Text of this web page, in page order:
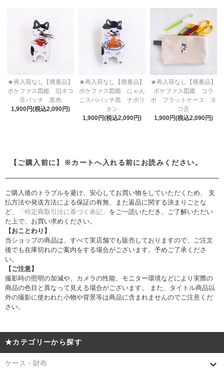
★再入荷なし【廃番品】
ポケファス図鑑 旧ネコ
舌バッチ 黒色
1,900円(税込2,090円)
★再入荷なし【廃番品】
ポケファス図鑑 にゃん
こスパバッチ黒 ナポリ
タン
1,900円(税込2,090円)
★再入荷なし【廃番品】
ポケファス図鑑 コラ
ボ フラットケース ネ
コ舌
1,900円(税込2,090円)
【ご購入前に】※カートへ入れる前にお読みください。
ご購入後のトラブルを避け、安心してお買い物をしていただくため、 支
払方法や発送方法による保証の有無、また返品に関する決まりごとな
ど、
「特定商取引法に基づく表記」 をご一読いただき、ご了解いただい
た上で、お買い求めください。
【おことわり】
当ショップの商品は、すべて実店舗でも販売しておりますので、ご注文
後でも在庫切れのご案内をする場合がございます。予めご了承くださ
い。
【ご注意】
撮影時の照明の加減や、カメラの性能、モニター環境などにより実際の
商品の色目と異なって見える場合がございます。 また、タイトル商品以
外の撮影に使われた小物や背景等は商品に含まれませんのでご注意くだ
さい。
★カテゴリーから探す
ケース・財布